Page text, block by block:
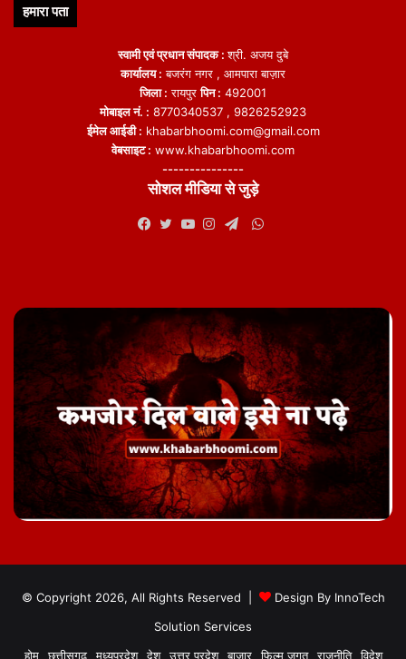
हमारा पता
स्वामी एवं प्रधान संपादक :श्री. अजय दुबे
कार्यालय : बजरंग नगर , आमपारा बाज़ार
जिला : रायपुरपिन : 492001
मोबाइल नं. : 8770340537 , 9826252923
ईमेल आईडी : khabarbhoomi.com@gmail.com
वेबसाइट : www.khabarbhoomi.com
---------------
सोशल मीडिया से जुड़े
WhatsApp
© Copyright 2026, All Rights Reserved | Design By InnoTech
Solution Services
होम
छत्तीसगढ़ मध्यप्रदेश देश उत्तर प्रदेश बाज़ार फिल्म जगत राजनीति विदेश